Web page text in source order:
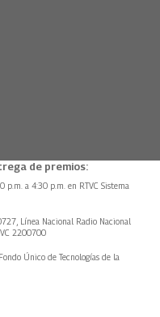
de premios:
p.m. a 4:30 p.m. en RTVC Sistema
Línea Nacional Radio Nacional
2200700
Único de Tecnologías de la